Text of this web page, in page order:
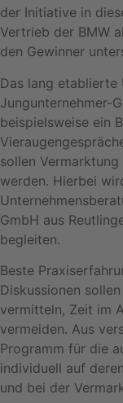
der Initiative in
Vertrieb der BMW
den Gewinner
Das lang etablierte
Jungunternehmer-
beispielsweise ein
sollen
werden. Hierbei
GmbH aus
begleiten.
Beste
Diskussionen
vermitteln, Zeit im
vermeiden. Aus
Programm für die
individuell auf
und bei der